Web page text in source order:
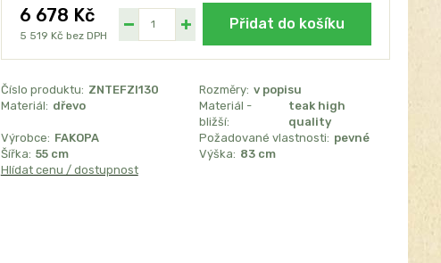
6 678 Kč
5 519 Kč bez DPH
Přidat do košíku
Číslo produktu: ZNTEFZI130 Rozměry: v popisu
Materiál: dřevo
Materiál -
bližší:
teak high
quality
Výrobce: FAKOPA Požadované vlastnosti: pevné
Šířka: 55 cm Výška: 83 cm
Hlídat cenu / dostupnost